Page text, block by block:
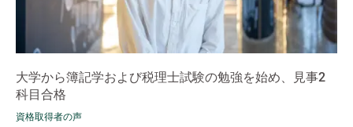
大学から簿記学および税理士試験の勉強を始め、見事2
科目合格
資格取得者の声